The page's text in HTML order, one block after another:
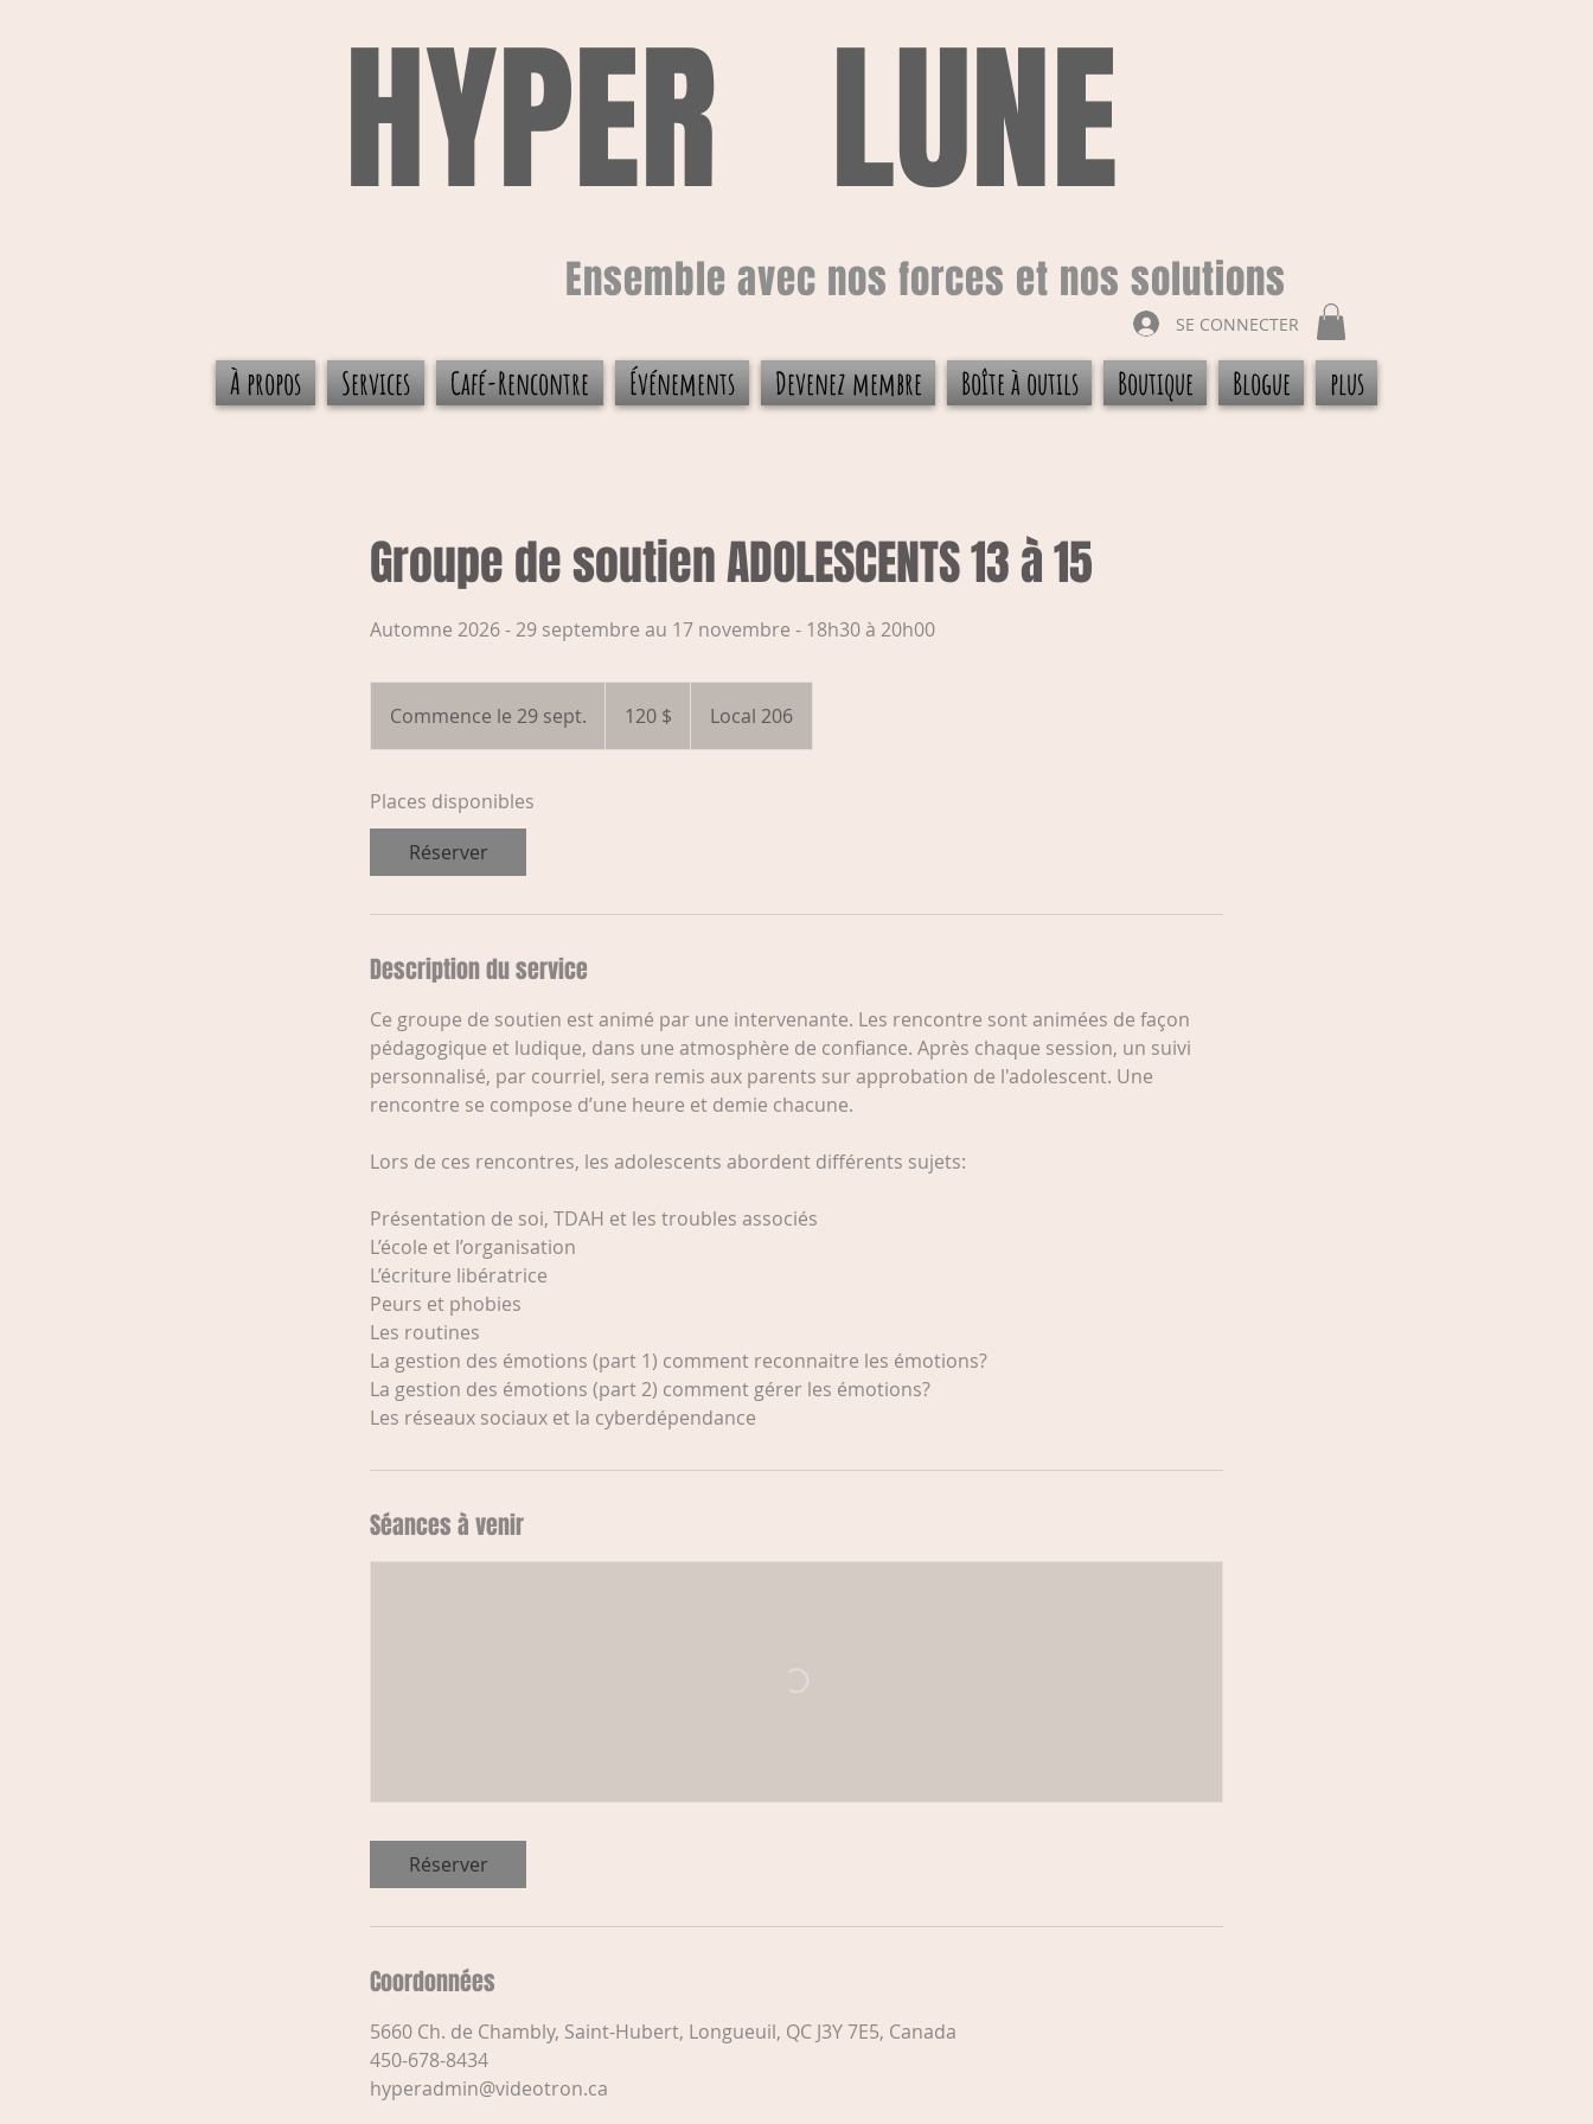
HYPER LUNE
Ensemble avec nos forces et nos solutions
SE CONNECTER
À propos Services Café-Rencontre Événements Devenez membre Boîte à outils Boutique Blogue plus
Groupe de soutien ADOLESCENTS 13 à 15
Automne 2026 - 29 septembre au 17 novembre - 18h30 à 20h00
Commence le 29 sept.
o
e
9
s
e
p
.
120 $ Local 206
Places disponibles
Réserver
Description du service
Ce groupe de soutien est animé par une intervenante. Les rencontre sont animées de façon
pédagogique et ludique, dans une atmosphère de confiance. Après chaque session, un suivi
personnalisé, par courriel, sera remis aux parents sur approbation de l'adolescent. Une
rencontre se compose d’une heure et demie chacune.
Lors de ces rencontres, les adolescents abordent différents sujets:
Présentation de soi, TDAH et les troubles associés
L’école et l’organisation
L’écriture libératrice
Peurs et phobies
Les routines
La gestion des émotions (part 1) comment reconnaitre les émotions?
La gestion des émotions (part 2) comment gérer les émotions?
Les réseaux sociaux et la cyberdépendance
Séances à venir
Réserver
Coordonnées
5660 Ch. de Chambly, Saint-Hubert, Longueuil, QC J3Y 7E5, Canada
450-678-8434
hyperadmin@videotron.ca